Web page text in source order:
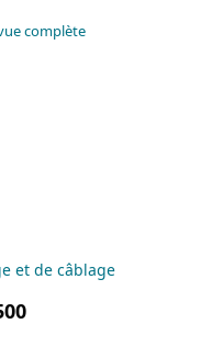
complète
et de câblage